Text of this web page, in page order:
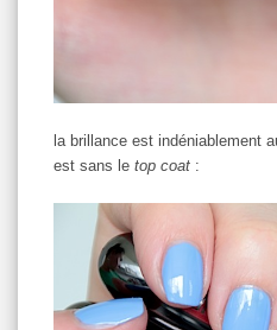
la brillance est indéniablement
est sans le top coat :